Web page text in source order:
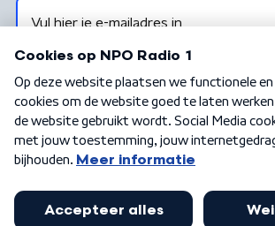
Algemene voorwaarden Privacybeleid